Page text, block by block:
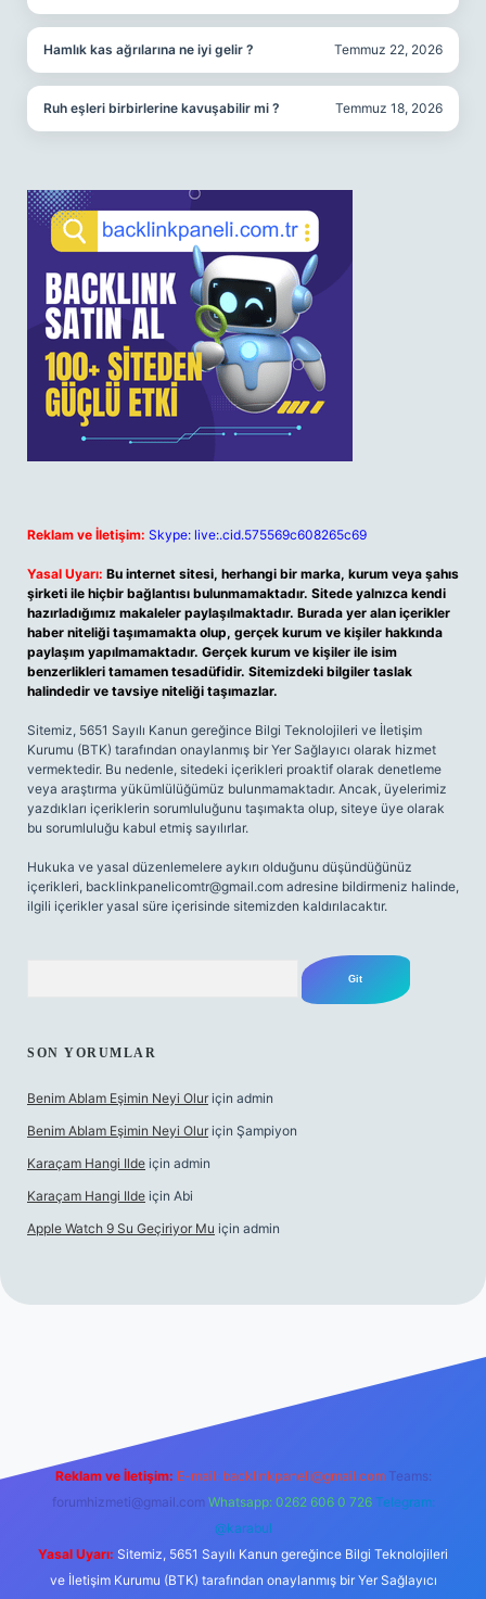
Hamlık kas ağrılarına ne iyi gelir ? Temmuz 22, 2026
Ruh eşleri birbirlerine kavuşabilir mi ? Temmuz 18, 2026
Reklam ve İletişim: Skype: live:.cid.575569c608265c69
Yasal Uyarı: Bu internet sitesi, herhangi bir marka, kurum veya şahıs
şirketi ile hiçbir bağlantısı bulunmamaktadır. Sitede yalnızca kendi
hazırladığımız makaleler paylaşılmaktadır. Burada yer alan içerikler
haber niteliği taşımamakta olup, gerçek kurum ve kişiler hakkında
paylaşım yapılmamaktadır. Gerçek kurum ve kişiler ile isim
benzerlikleri tamamen tesadüfidir. Sitemizdeki bilgiler taslak
halindedir ve tavsiye niteliği taşımazlar.
Sitemiz, 5651 Sayılı Kanun gereğince Bilgi Teknolojileri ve İletişim
Kurumu (BTK) tarafından onaylanmış bir Yer Sağlayıcı olarak hizmet
vermektedir. Bu nedenle, sitedeki içerikleri proaktif olarak denetleme
veya araştırma yükümlülüğümüz bulunmamaktadır. Ancak, üyelerimiz
yazdıkları içeriklerin sorumluluğunu taşımakta olup, siteye üye olarak
bu sorumluluğu kabul etmiş sayılırlar.
Hukuka ve yasal düzenlemelere aykırı olduğunu düşündüğünüz
içerikleri, backlinkpanelicomtr@gmail.com adresine bildirmeniz halinde,
ilgili içerikler yasal süre içerisinde sitemizden kaldırılacaktır.
SON YORUMLAR
Benim Ablam Eşimin Neyi Olur için admin
Benim Ablam Eşimin Neyi Olur için Şampiyon
Karaçam Hangi Ilde için admin
Karaçam Hangi Ilde için Abi
Apple Watch 9 Su Geçiriyor Mu için admin
Reklam ve İletişim: E-mail: backlinkpaneli@gmail.com Teams:
forumhizmeti@gmail.com Whatsapp: 0262 606 0 726 Telegram:
@karabul
Yasal Uyarı: Sitemiz, 5651 Sayılı Kanun gereğince Bilgi Teknolojileri
ve İletişim Kurumu (BTK) tarafından onaylanmış bir Yer Sağlayıcı